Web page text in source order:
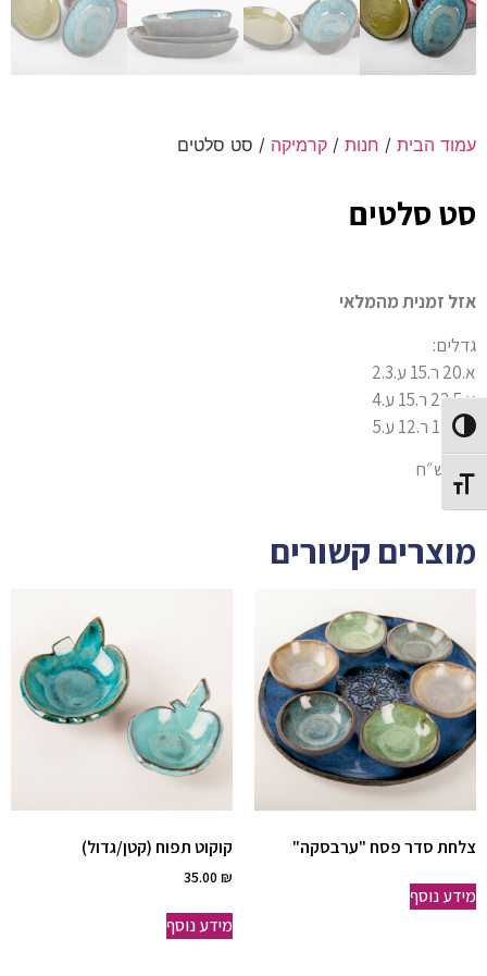
Toggle High Contrast
Toggle Font size
עמוד הבית / חנות / קרמיקה / סט סלטים
סט סלטים
אזל זמנית מהמלאי
גדלים:
א.20 ר.15 ע.2.3
א.22.5 ר.15 ע.4
א.17.5 ר.12 ע.5
150 ש״ח
מוצרים קשורים
צלחת סדר פסח "ערבסקה"
מידע נוסף
קוקוט תפוח (קטן/גדול)
35.00₪
מידע נוסף